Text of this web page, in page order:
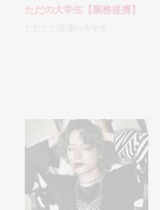
ただの大学生【業務提携】